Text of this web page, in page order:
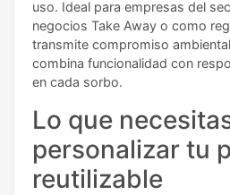
uso. Ideal para empresas del
negocios Take Away o como
transmite compromiso
combina funcionalidad con
en cada sorbo.
Lo que
personalizar tu
reutilizable